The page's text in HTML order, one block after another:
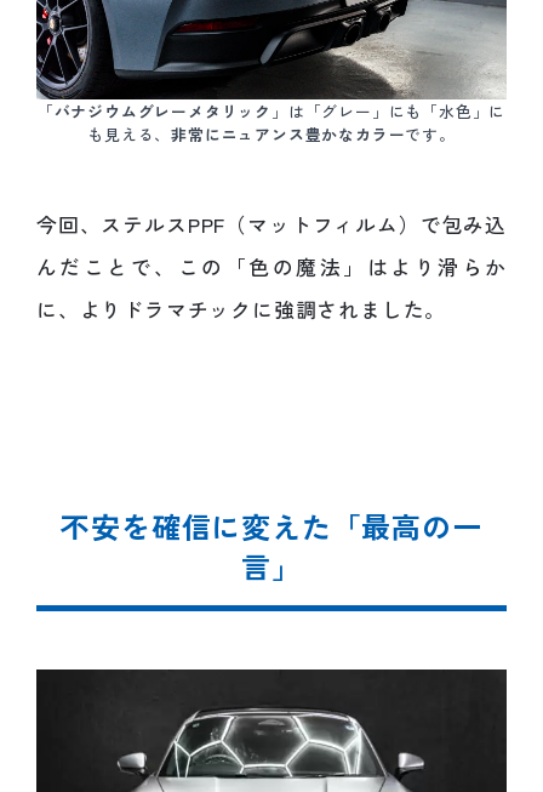
「バナジウムグレーメタリック 」は「グレー」にも「水色」に
も見える、非常にニュアンス豊かなカラーです。
今回、ステルスPPF（マットフィルム）で包み込
んだことで、この「色の魔法」はより滑らか
に、よりドラマチックに強調されました。
不安を確信に変えた「最高の一
言」